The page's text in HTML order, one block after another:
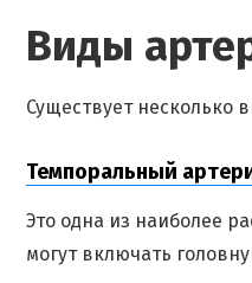
Виды
Существует несколько
Темпоральный
Это одна из наиболее
могут включать